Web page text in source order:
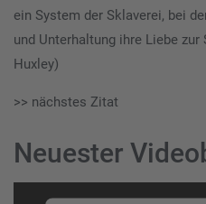
ein System der Sklaverei, bei
und Unterhaltung ihre Liebe
Huxley)
>> nächstes Zitat
Neuester